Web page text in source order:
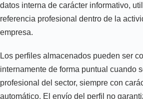
datos interna de carácter informativo,
referencia profesional dentro de la
empresa.
Los perfiles almacenados pueden ser
internamente de forma puntual cuando
profesional del sector, siempre con
automático. El envío del perfil no